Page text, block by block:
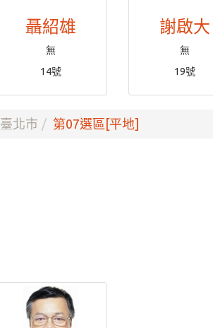
聶紹雄
無
14號
謝啟大
無
19號
臺北市 第07選區[平地]